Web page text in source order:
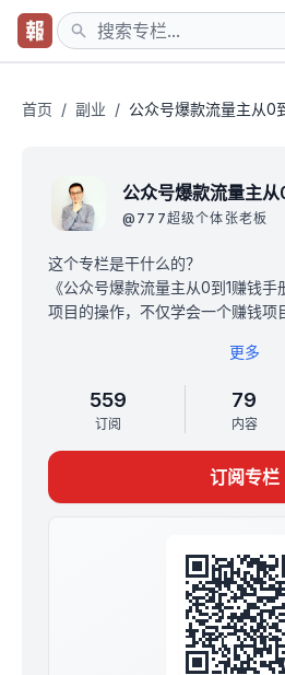
首页 / 副业 / 公众号爆款流量主从0
公众号爆款流量主
@ 777超级个体张老板
这个专栏是干什么的？
《公众号爆款流量主从0到1赚钱
项目的操作，不仅学会一个赚钱项
我有什么资格写这个专栏？
自媒体流量变现项目起家，6年互
平台持续写作流量主收益240万，
目，20天做到单个账号单日流量
专栏限时优惠：
定价188元，限时优惠48.8元，终
专栏福利：
栏后加我微信：f86562，发送订阅
更多
559
订阅
79
内容
订阅专栏